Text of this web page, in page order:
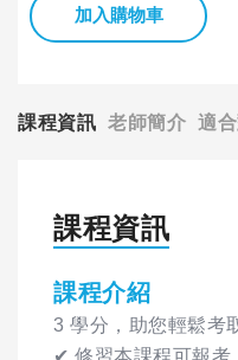
加入購物車
課程資訊 老師簡介 適
課程資訊
課程介紹
3 學分，助您輕鬆考
✔ 修習本課程可報考